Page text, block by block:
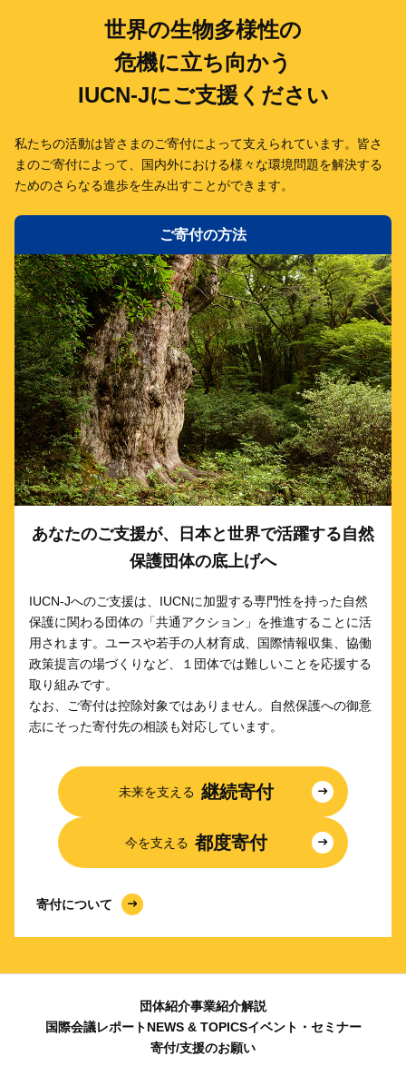
世界の生物多様性の
危機に立ち向かう
IUCN-Jにご支援ください
私たちの活動は皆さまのご寄付によって支えられています。 皆さ
まのご寄付によって、国内外における様々な環境問題を解決する
ためのさらなる進歩を生み出すことができます。
ご寄付の方法
あなたのご支援が、日本と世界で活躍する自然
保護団体の底上げへ
IUCN-Jへのご支援は、IUCNに加盟する専門性を持った自然
保護に関わる団体の「共通アクション」を推進することに活
用されます。ユースや若手の人材育成、国際情報収集、協働
政策提言の場づくりなど、１団体では難しいことを応援する
取り組みです。
なお、ご寄付は控除対象ではありません。自然保護への御意
志にそった寄付先の相談も対応しています。
未来を支える 継続寄付
今を支える 都度寄付
寄付について
団体紹介事業紹介解説
国際会議レポートNEWS & TOPICSイベント・セミナー
寄付/支援のお願い